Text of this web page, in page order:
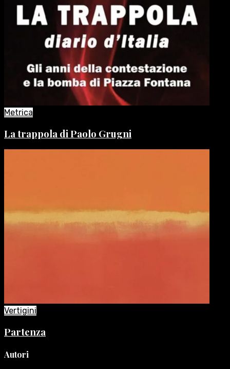
Metrica
La trappola di Paolo Grugni
Vertigini
Partenza
Autori